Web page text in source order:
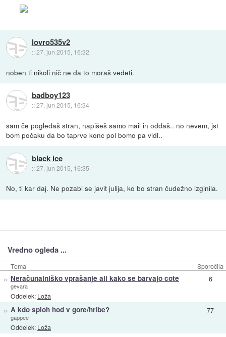
lovro535v2
::27. jun 2015, 16:32
noben ti nikoli nič ne da to moraš vedeti.
badboy123
::27. jun 2015, 16:34
sam če pogledaš stran, napišeš samo mail in oddaš.. no nevem, jst
bom počaku da bo taprve konc pol bomo pa vidl..
black ice
::27. jun 2015, 16:35
No, ti kar daj. Ne pozabi se javit julija, ko bo stran čudežno izginila.
Vredno ogleda ...
Tema Sporočila
» Neračunalniško vprašanje ali kako se barvajo cote
gevara
Oddelek: Loža
6
» A kdo sploh hod v gore/hribe?
gappee
Oddelek: Loža
77